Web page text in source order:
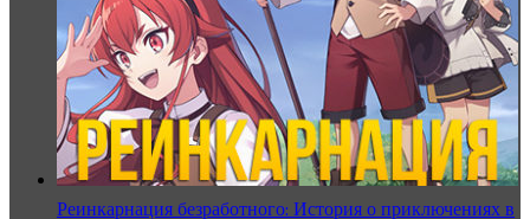
Реинкарнация безработного: История о приключениях в